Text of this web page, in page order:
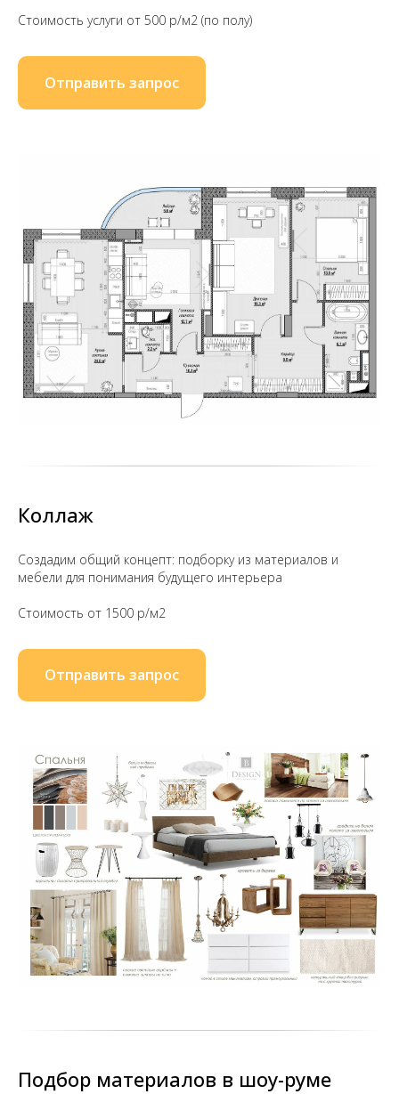
Стоимость услуги от 500 р/м2 (по полу)
Отправить запрос
Коллаж
Создадим общий концепт: подборку из материалов и
мебели для понимания будущего интерьера
Стоимость от 1500 р/м2
Отправить запрос
Подбор материалов в шоу-руме